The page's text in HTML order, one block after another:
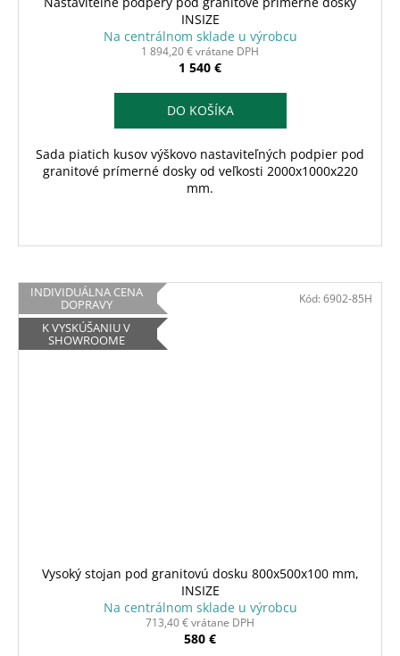
INSIZE
Na centrálnom sklade u výrobcu
1 894,20 € vrátane DPH
1 540 €
DO KOŠÍKA
Sada piatich kusov výškovo nastaviteľných podpier pod
granitové prímerné dosky od veľkosti 2000x1000x220
mm.
INDIVIDUÁLNA CENA
DOPRAVY
K VYSKÚŠANIU V
SHOWROOME
Vysoký stojan pod granitovú dosku 800x500x100 mm,
INSIZE
Na centrálnom sklade u výrobcu
713,40 € vrátane DPH
580 €
Kód: 6902-85H